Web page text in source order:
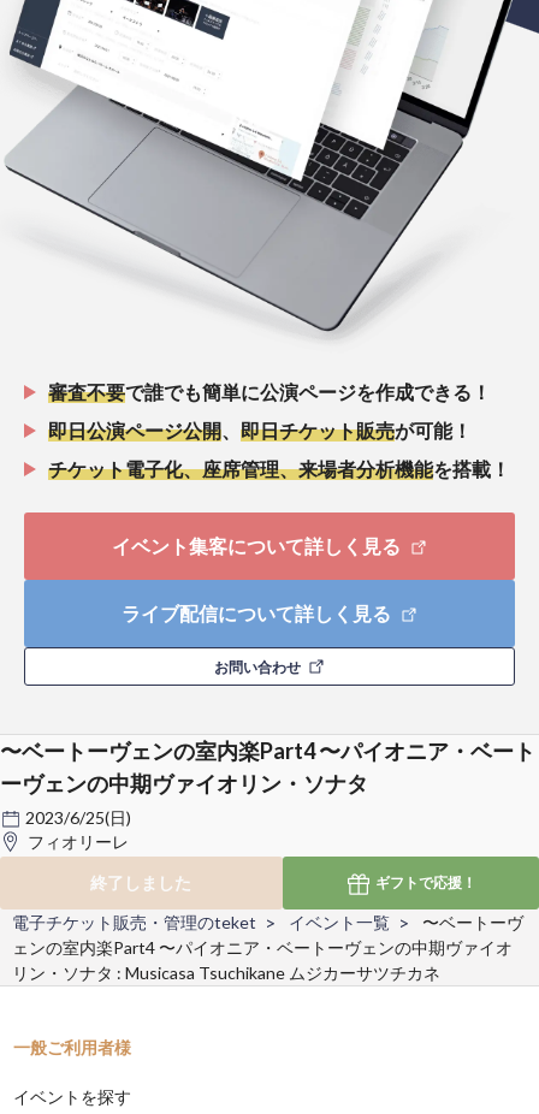
審査不要で誰でも簡単に公演ページを作成できる！
即日公演ページ公開
即日チケット販売が可能！
チケット電子化、座席管理、来場者分析機能を搭載！
イベント集客について詳しく見る
ライブ配信について詳しく見る
お問い合わせ
〜ベートーヴェンの室内楽Part4 〜パイオニア・ベート
ーヴェンの中期ヴァイオリン・ソナタ
2023/6/25(日)
フィオリーレ
終了しました
ギフトで応援！
電子チケット販売・管理のteket イベント一覧
〜ベートーヴ
ェンの室内楽Part4 〜パイオニア・ベートーヴェンの中期ヴァイオ
リン・ソナタ : Musicasa Tsuchikane ムジカーサツチカネ
一般ご利用者様
イベントを探す